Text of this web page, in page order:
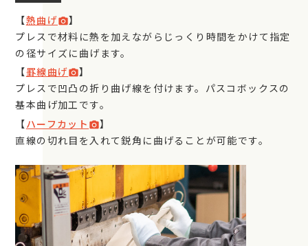
【熱曲げphoto_camera】
プレスで材料に熱を加えながらじっくり時間をかけて指定
の径サイズに曲げます。
【罫線曲げphoto_camera】
プレスで凹凸の折り曲げ線を付けます。パスコボックスの
基本曲げ加工です。
【ハーフカット photo_camera】
直線の切れ目を入れて鋭角に曲げることが可能です。